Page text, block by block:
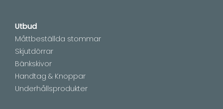
Utbud
Måttbeställda stommar
Skjutdörrar
Bänkskivor
Handtag & Knoppar
Underhållsprodukter